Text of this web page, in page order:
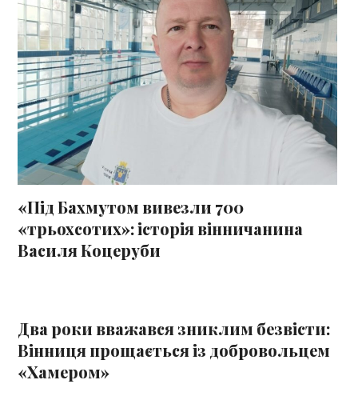
«Під Бахмутом вивезли 700
«трьохсотих»: історія вінничанина
Василя Коцеруби
Два роки вважався зниклим безвісти:
Вінниця прощається із добровольцем
«Хамером»